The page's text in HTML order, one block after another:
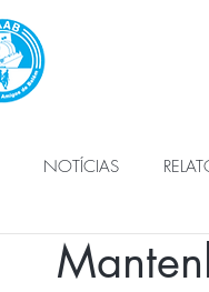
NOTÍCIAS
PLANO DE ATIVIDADES